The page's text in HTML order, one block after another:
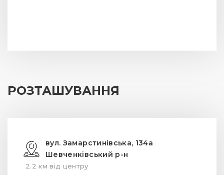
РОЗТАШУВАННЯ
вул. Замарстинівська, 134а
Шевченківський р-н
2.2 км від центру